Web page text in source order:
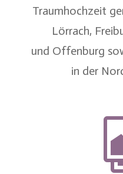
Traumhochzeit
Lörrach,
und Offenburg
in der